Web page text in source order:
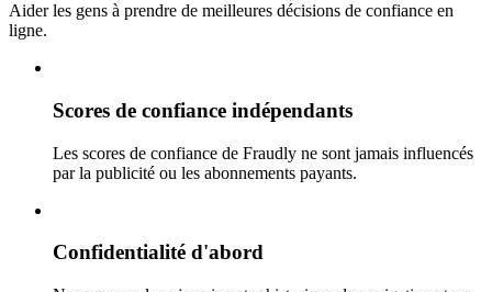
Aider les gens à prendre de meilleures décisions de confiance en
ligne.
Scores de confiance indépendants
Les scores de confiance de Fraudly ne sont jamais influencés
par la publicité ou les abonnements payants.
Confidentialité d'abord